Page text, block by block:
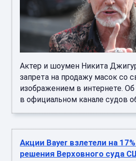
Актер и шоумен Никита
запрета на продажу масок со
изображением в интернете.
в официальном канале судов
Акции Bayer взлетели на
решения Верховного суда